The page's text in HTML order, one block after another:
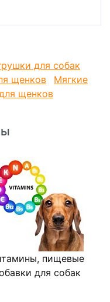
для собак
щенков
Мягкие
щенков
пищевые
для собак